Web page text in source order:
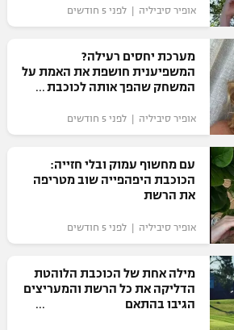
1
לבית עסק
אופיר סיביליה | לפני 5 חודשים
מערכת יחסים רעילה?
המשפיענית חושפת את האמת על
המשחק שהפך אותה לכוכבת
אופיר סיביליה | לפני 5 חודשים
עם מחשוף עמוק ובלי חזייה:
הכוכבת היפהפייה שוב מטריפה
את הרשת
אופיר סיביליה | לפני 5 חודשים
מילה אחת של הכוכבת הלוהטת
הדליקה את כל הרשת והמעריצים
הגיבו בהתאם